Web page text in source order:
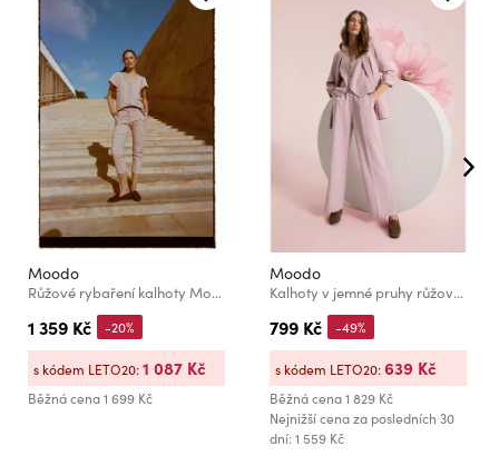
Moodo
Růžové rybaření kalhoty Moodo
1 359 Kč
Běžná cena1 699 Kč
-20%
s kódem LETO20:1 087 Kč
Moodo
Kalhoty v jemné pruhy růžové Moodo
799 Kč
Běžná cena1 829 Kč
Nejnižší cena za posledních 30
dní: 1 559 Kč
-49%
s kódem LETO20:639 Kč